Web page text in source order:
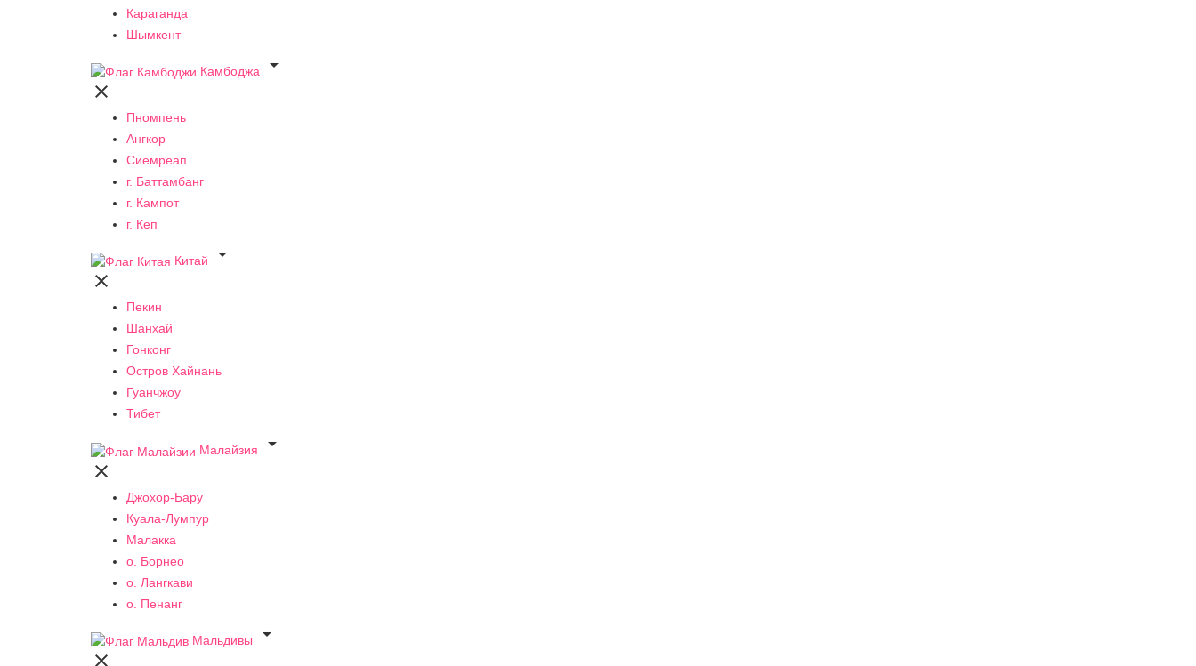
Караганда
Шымкент
Камбоджа


Пномпень
Ангкор
Сиемреап
г. Баттамбанг
г. Кампот
г. Кеп
Китай


Пекин
Шанхай
Гонконг
Остров Хайнань
Гуанчжоу
Тибет
Малайзия


Джохор-Бару
Куала-Лумпур
Малакка
о. Борнео
о. Лангкави
о. Пенанг
Мальдивы

